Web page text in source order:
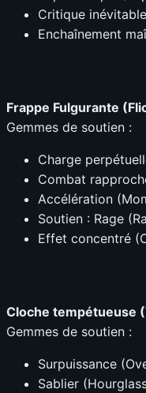
Critique
Enchaînement
Frappe Fulgurante
Gemmes de soutien :
Charge
Combat
Accélération
Soutien : Rage
Effet concentré
Cloche tempétueuse
Gemmes de soutien :
Surpuissance
Sablier